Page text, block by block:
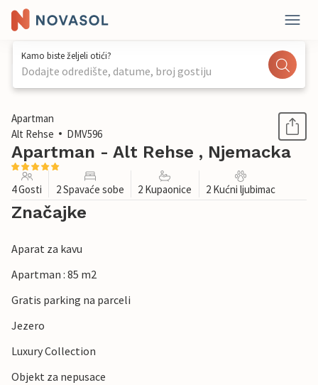
Kamo biste željeli otići?
Dodajte odredište, datume, broj gostiju
1 / 1
Apartman
Alt Rehse
DMV596
Apartman - Alt Rehse , Njemacka
4 Gosti 2 Spavaće sobe 2 Kupaonice 2 Kućni ljubimac
Značajke
Aparat za kavu
Apartman : 85 m2
Gratis parking na parceli
Jezero
Luxury Collection
Objekt za nepusace